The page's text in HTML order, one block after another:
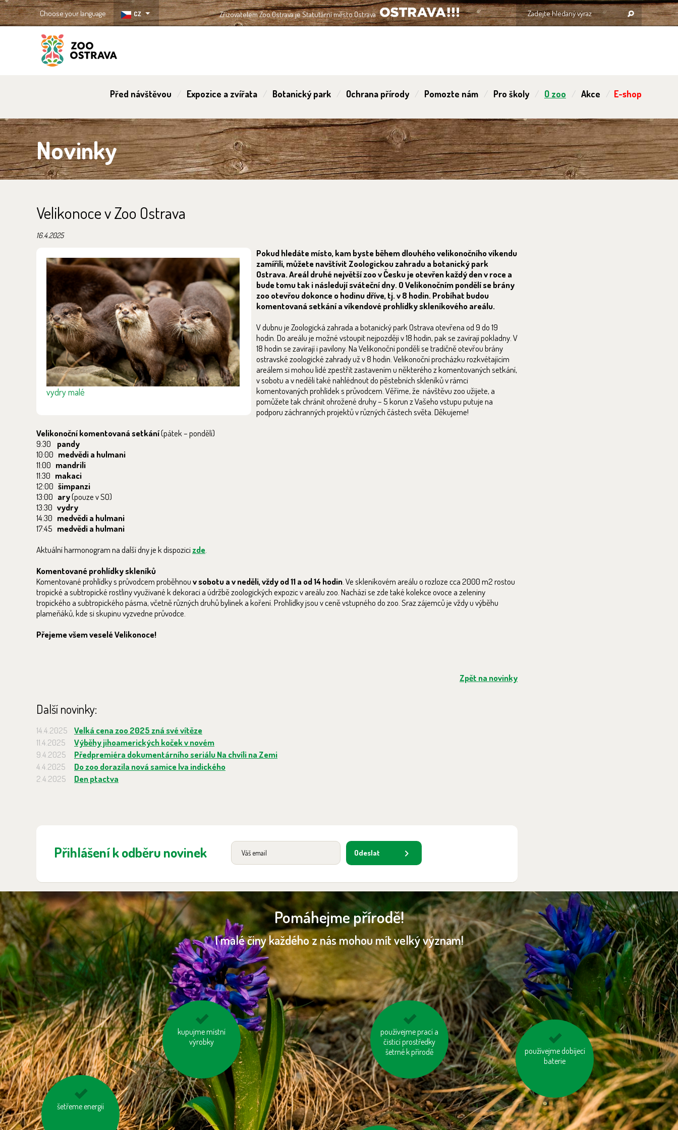
Zřizovatelem Zoo Ostrava je Statutární město Ostrava
OSTRAVA!!!
Choose your language CZ
Před návštěvou Expozice a zvířata Botanický park Ochrana přírody Pomozte nám Pro školy O zoo Akce E-shop
Novinky
Velikonoce v Zoo Ostrava
16.4.2025
vydry malé
Pokud hledáte místo, kam byste během dlouhého velikonočního víkendu
zamířili, můžete navštívit Zoologickou zahradu a botanický park
Ostrava. Areál druhé největší zoo v Česku je otevřen každý den v roce a
bude tomu tak i následují sváteční dny. O Velikonočním pondělí se brány
zoo otevřou dokonce o hodinu dříve, tj. v 8 hodin. Probíhat budou
komentovaná setkání a víkendové prohlídky skleníkového areálu.
V dubnu je Zoologická zahrada a botanický park Ostrava otevřena od 9 do 19
hodin. Do areálu je možné vstoupit nejpozději v 18 hodin, pak se zavírají pokladny. V
18 hodin se zavírají i pavilony. Na Velikonoční pondělí se tradičně otevřou brány
ostravské zoologické zahrady už v 8 hodin. Velikonoční procházku rozkvétajícím
areálem si mohou lidé zpestřit zastavením u některého z komentovaných setkání,
v sobotu a v neděli také nahlédnout do pěstebních skleníků v rámci
komentovaných prohlídek s průvodcem. Věříme, že návštěvu zoo užijete, a
pomůžete tak chránit ohrožené druhy – 5 korun z Vašeho vstupu putuje na
podporu záchranných projektů v různých částech světa. Děkujeme!
Velikonoční komentovaná setkání(pátek – pondělí)
9:30 pandy
10:00 medvědi a hulmani
11:00 mandrili
11:30 makaci
12:00 šimpanzi
13:00 ary(pouze v SO)
13:30 vydry
14:30 medvědi a hulmani
17:45 medvědi a hulmani
Aktuální harmonogram na další dny je k dispozicizde
Komentované prohlídky skleníků
Komentované prohlídky s průvodcem proběhnouv sobotu a v neděli, vždy od 11 a od 14 hodin . Ve skleníkovém areálu o rozloze cca 2000 m2 rostou
tropické a subtropické rostliny využívané k dekoraci a údržbě zoologických expozic v areálu zoo. Nachází se zde také kolekce ovoce a zeleniny
tropického a subtropického pásma, včetně různých druhů bylinek a koření. Prohlídky jsou v ceně vstupného do zoo. Sraz zájemců je vždy u výběhu
plameňáků, kde si skupinu vyzvedne průvodce.
Přejeme všem veselé Velikonoce!
Zpět na novinky
Další novinky:
14.4.2025
Velká cena zoo 2025 zná své vítěze
11.4.2025
Výběhy jihoamerických koček v novém
9.4.2025
Předpremiéra dokumentárního seriálu Na chvíli na Zemi
4.4.2025
Do zoo dorazila nová samice lva indického
2.4.2025
Den ptactva
Přihlášení k odběru novinek Odeslat
Pomáhejme přírodě!
I malé činy každého z nás mohou mít velký význam!
šetřeme energií
choďme po schodech,
kupujme místní
výrobky
vzniklý odpad třiďme
používejme prací a
čisticí prostředky
šetrné k přírodě
mějme u auta
správně nafouknutá
kola
používejme dobíjecí
baterie
tiskněme na
recyklovaný papír